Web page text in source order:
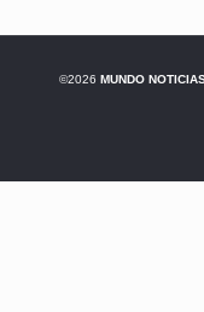
©2026 MUNDO